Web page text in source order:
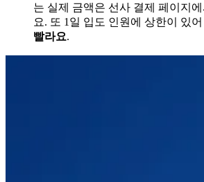
는 실제 금액은 선사 결제 페이지
요. 또 1일 입도 인원에 상한이 있어
빨라요.